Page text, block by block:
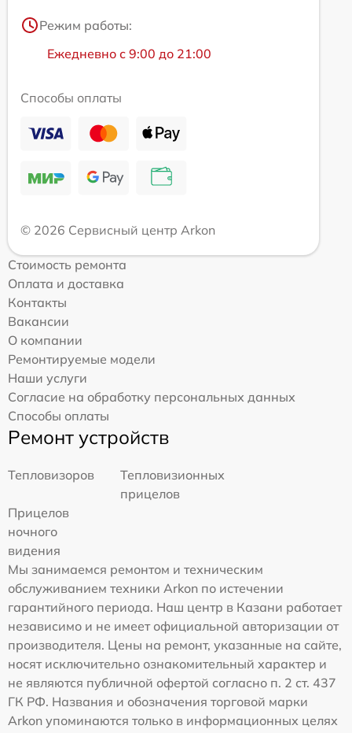
Режим работы:
Ежедневно с 9:00 до 21:00
Способы оплаты
© 2026 Сервисный центр Arkon
Стоимость ремонта
Оплата и доставка
Контакты
Вакансии
О компании
Ремонтируемые модели
Наши услуги
Согласие на обработку персональных данных
Способы оплаты
Ремонт устройств
Тепловизоров
Тепловизионных
прицелов
Прицелов
ночного
видения
Мы занимаемся ремонтом и техническим
обслуживанием техники Arkon по истечении
гарантийного периода. Наш центр в Казани работает
независимо и не имеет официальной авторизации от
производителя. Цены на ремонт, указанные на сайте,
носят исключительно ознакомительный характер и
не являются публичной офертой согласно п. 2 ст. 437
ГК РФ. Названия и обозначения торговой марки
Arkon упоминаются только в информационных целях